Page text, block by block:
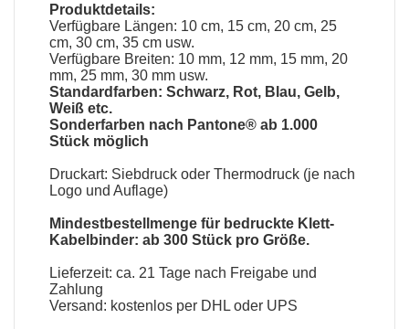
Produktdetails:
Verfügbare Längen: 10 cm, 15 cm, 20 cm, 25
cm, 30 cm, 35 cm usw.
Verfügbare Breiten: 10 mm, 12 mm, 15 mm, 20
mm, 25 mm, 30 mm usw.
Standardfarben: Schwarz, Rot, Blau, Gelb,
Weiß etc.
Sonderfarben nach Pantone® ab 1.000
Stück möglich
Druckart: Siebdruck oder Thermodruck (je nach
Logo und Auflage)
Mindestbestellmenge für bedruckte Klett-
Kabelbinder: ab 300 Stück pro Größe.
Lieferzeit: ca. 21 Tage nach Freigabe und
Zahlung
Versand: kostenlos per DHL oder UPS